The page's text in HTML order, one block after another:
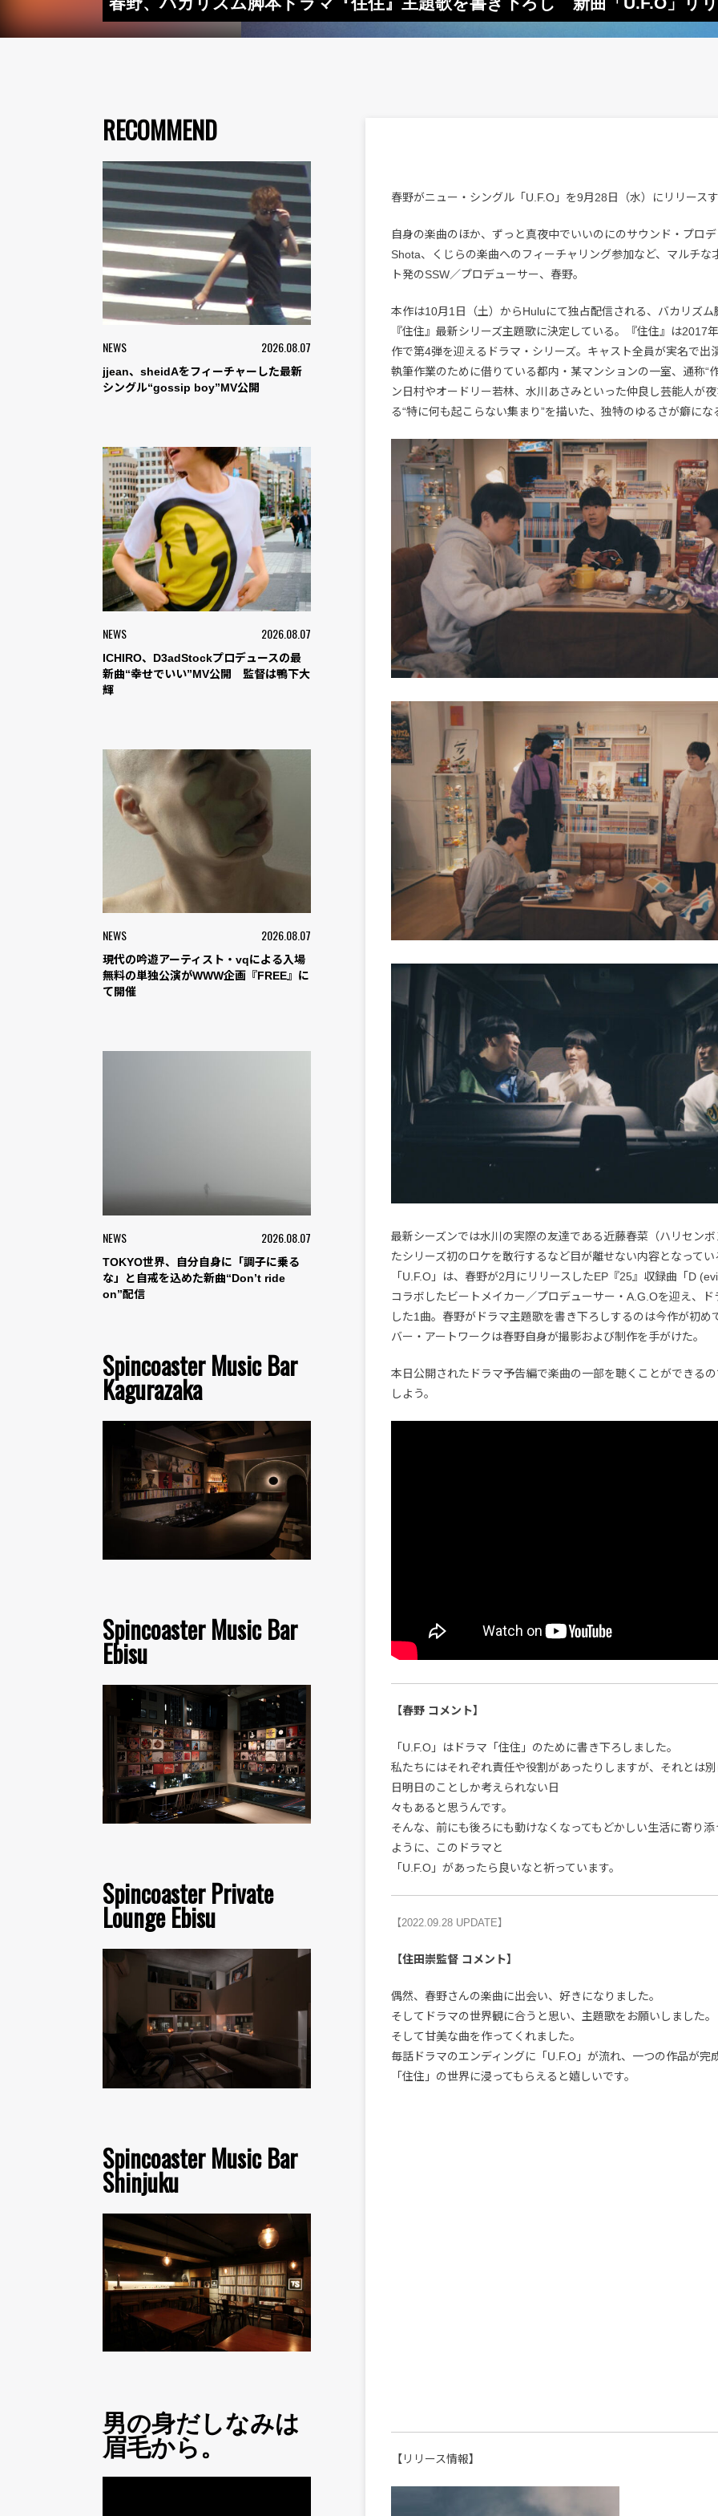
RECOMMEND
NEWS 2026.08.07
jjean、sheidAをフィーチャーした最新
シングル“gossip boy”MV公開
NEWS 2026.08.07
ICHIRO、D3adStockプロデュースの最
新曲“幸せでいい”MV公開 監督は鴨下大
輝
NEWS 2026.08.07
現代の吟遊アーティスト・vqによる入場
無料の単独公演がWWW企画『FREE』に
て開催
NEWS 2026.08.07
TOKYO世界、自分自身に「調子に乗る
な」と自戒を込めた新曲“Don’t ride
on”配信
Spincoaster Music Bar
Kagurazaka
Spincoaster Music Bar
Ebisu
Spincoaster Private
Lounge Ebisu
Spincoaster Music Bar
Shinjuku
男の身だしなみは
眉毛から。
春野がニュー・シングル「U.F.O」を9月28日（水）にリリースす
自身の楽曲のほか、ずっと真夜中でいいのにのサウンド・プロ
Shota、くじらの楽曲へのフィーチャリング参加など、マルチな
ト発のSSW／プロデューサー、春野。
本作は10月1日（土）からHuluにて独占配信される、バカリズム
『住住』最新シリーズ主題歌に決定している。『住住』は2017
作で第4弾を迎えるドラマ・シリーズ。キャスト全員が実名で出
執筆作業のために借りている都内・某マンションの一室、通称“
ン日村やオードリー若林、水川あさみといった仲良し芸能人が
る“特に何も起こらない集まり”を描いた、独特のゆるさが癖にな
最新シーズンでは水川の実際の友達である近藤春菜（ハリセン
たシリーズ初のロケを敢行するなど目が離せない内容となって
「U.F.O」は、春野が2月にリリースしたEP『25』収録曲「D
コラボしたビートメイカー／プロデューサー・A.G.Oを迎え、ド
した1曲。春野がドラマ主題歌を書き下ろしするのは今作が初め
バー・アートワークは春野自身が撮影および制作を手がけた。
本日公開されたドラマ予告編で楽曲の一部を聴くことができる
しよう。
【春野 コメント】
「U.F.O」はドラマ「住住」のために書き下ろしました。
私たちにはそれぞれ責任や役割があったりしますが、それとは
日明日のことしか考えられない日
々もあると思うんです。
そんな、前にも後ろにも動けなくなってもどかしい生活に寄り
ように、このドラマと
「U.F.O」があったら良いなと祈っています。
【2022.09.28 UPDATE】
【住田崇監督 コメント】
偶然、春野さんの楽曲に出会い、好きになりました。
そしてドラマの世界観に合うと思い、主題歌をお願いしました。
そして甘美な曲を作ってくれました。
毎話ドラマのエンディングに「U.F.O」が流れ、一つの作品が完
「住住」の世界に浸ってもらえると嬉しいです。
【リリース情報】